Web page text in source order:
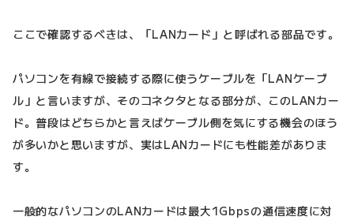
ここで確認するべきは、「LANカード」と呼ばれる部品です。
パソコンを有線で接続する際に使うケーブルを「LANケーブ
ル」と言いますが、そのコネクタとなる部分が、このLANカー
ド。普段はどちらかと言えばケーブル側を気にする機会のほう
が多いかと思いますが、実はLANカードにも性能差がありま
す。
一般的なパソコンのLANカードは最大1Gbpsの通信速度に対